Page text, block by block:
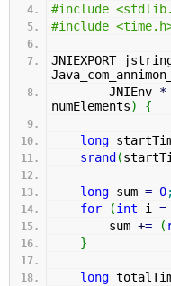
#include
#include
JNIEXPORT
JNIEnv *
numElements) {
long
srand (
long sum = 0;
for
(int i =
sum += (
}
long